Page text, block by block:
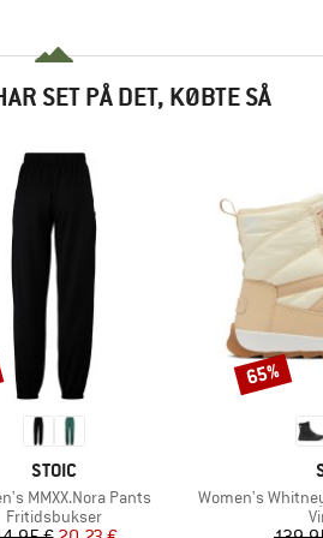
SET PÅ DET, KØBTE SÅ
MÆRKE
STOIC
MMXX.Nora Pants
Produktgruppe
Fritidsbukser
Artikel
Women's Whitney
Rabat
65%